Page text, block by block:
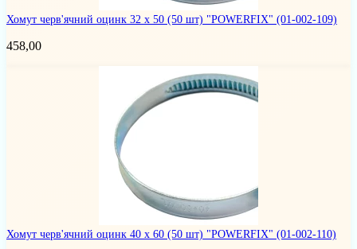
Хомут черв'ячний оцинк 32 х 50 (50 шт) "POWERFIX" (01-002-109)
458,00
Хомут черв'ячний оцинк 40 х 60 (50 шт) "POWERFIX" (01-002-110)